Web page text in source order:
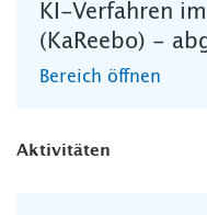
KI-Verfahren
(KaReebo) -
Bereich öffnen
Aktivitäten